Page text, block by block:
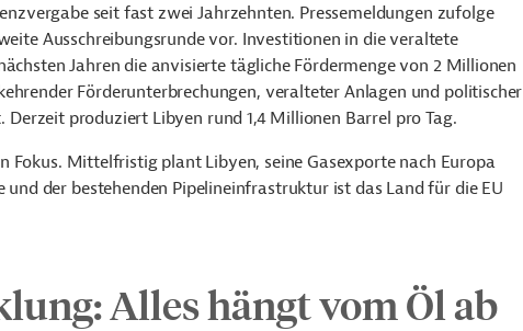
seit fast zwei Jahrzehnten. Pressemeldungen zufolge
Ausschreibungsrunde vor. Investitionen in die veraltete
Jahren die anvisierte tägliche Fördermenge von 2 Millionen
Förderunterbrechungen, veralteter Anlagen und politischer
produziert Libyen rund 1,4 Millionen Barrel pro Tag.
Fokus. Mittelfristig plant Libyen, seine Gasexporte nach Europa
der bestehenden Pipelineinfrastruktur ist das Land für die EU
Alles hängt vom Öl ab